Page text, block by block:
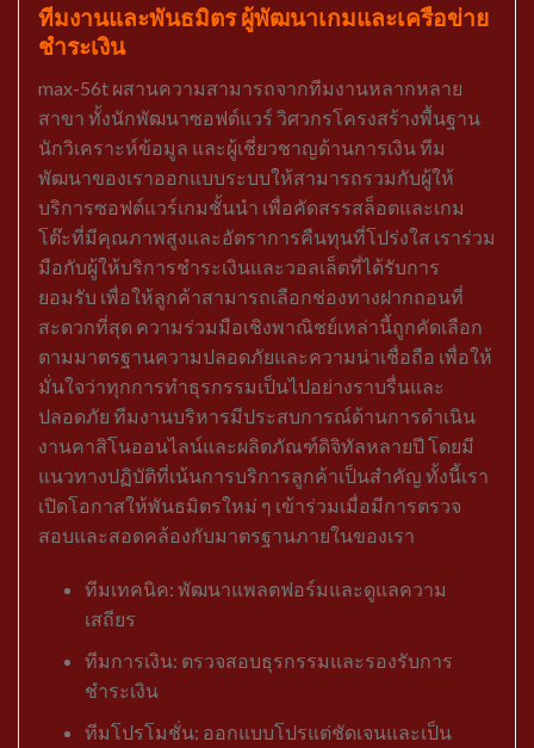
ทีมงานและพันธมิตร ผู้พัฒนาเกมและเครือข่าย
ชำระเงิน
max-56t ผสานความสามารถจากทีมงานหลากหลาย
สาขา ทั้งนักพัฒนาซอฟต์แวร์ วิศวกรโครงสร้างพื้นฐาน
นักวิเคราะห์ข้อมูล และผู้เชี่ยวชาญด้านการเงิน ทีม
พัฒนาของเราออกแบบระบบให้สามารถรวมกับผู้ให้
บริการซอฟต์แวร์เกมชั้นนำ เพื่อคัดสรรสล็อตและเกม
โต๊ะที่มีคุณภาพสูงและอัตราการคืนทุนที่โปร่งใส เราร่วม
มือกับผู้ให้บริการชำระเงินและวอลเล็ตที่ได้รับการ
ยอมรับ เพื่อให้ลูกค้าสามารถเลือกช่องทางฝากถอนที่
สะดวกที่สุด ความร่วมมือเชิงพาณิชย์เหล่านี้ถูกคัดเลือก
ตามมาตรฐานความปลอดภัยและความน่าเชื่อถือ เพื่อให้
มั่นใจว่าทุกการทำธุรกรรมเป็นไปอย่างราบรื่นและ
ปลอดภัย ทีมงานบริหารมีประสบการณ์ด้านการดำเนิน
งานคาสิโนออนไลน์และผลิตภัณฑ์ดิจิทัลหลายปี โดยมี
แนวทางปฏิบัติที่เน้นการบริการลูกค้าเป็นสำคัญ ทั้งนี้เรา
เปิดโอกาสให้พันธมิตรใหม่ ๆ เข้าร่วมเมื่อมีการตรวจ
สอบและสอดคล้องกับมาตรฐานภายในของเรา
ทีมเทคนิค: พัฒนาแพลตฟอร์มและดูแลความ
เสถียร
ทีมการเงิน: ตรวจสอบธุรกรรมและรองรับการ
ชำระเงิน
ทีมโปรโมชั่น: ออกแบบโปรแต่ชัดเจนและเป็น